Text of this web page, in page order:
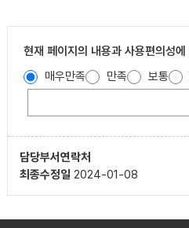
현재 페이지의 내용과 사용편의성
매우만족
만족 보통
담당부서연락처
최종수정일 2024-01-08